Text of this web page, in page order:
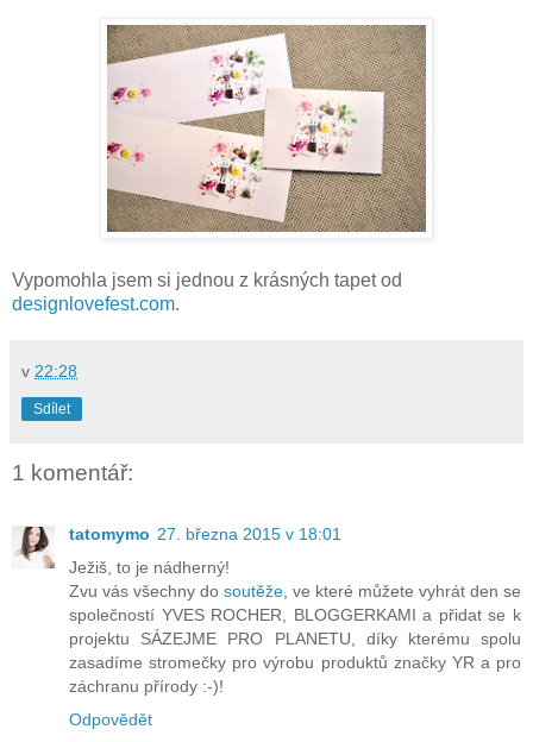
Vypomohla jsem si jednou z krásných tapet od
designlovefest.com.
v 22:28
Sdílet
1 komentář:
tatomymo 27. března 2015 v 18:01
Ježiš, to je nádherný!
Zvu vás všechny do soutěže , ve které můžete vyhrát den se
společností YVES ROCHER, BLOGGERKAMI a přidat se k
projektu SÁZEJME PRO PLANETU, díky kterému spolu
zasadíme stromečky pro výrobu produktů značky YR a pro
záchranu přírody :-)!
Odpovědět